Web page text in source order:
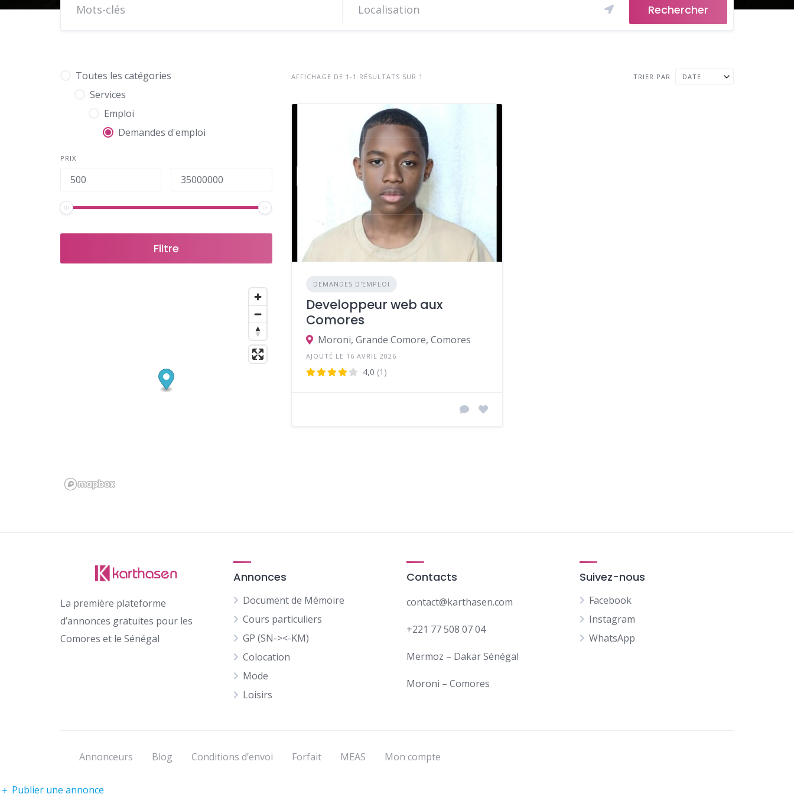
Rechercher
Toutes les catégories
Services
Emploi
Demandes d'emploi
PRIX
Filtre
AFFICHAGE DE 1-1 RÉSULTATS SUR 1 TRIER PAR DATE
DEMANDES D'EMPLOI
Developpeur web aux
Comores
Moroni, Grande Comore, Comores
AJOUTÉ LE 16 AVRIL 2026
4,0 (1)
La première plateforme
d’annonces gratuites pour les
Comores et le Sénégal
Annonces
Document de Mémoire
Cours particuliers
GP (SN-><-KM)
Colocation
Mode
Loisirs
Contacts
contact@karthasen.com
+221 77 508 07 04
Mermoz – Dakar Sénégal
Moroni – Comores
Suivez-nous
Facebook
Instagram
WhatsApp
Annonceurs Blog Conditions d’envoi Forfait MEAS Mon compte
＋ Publier une annonce